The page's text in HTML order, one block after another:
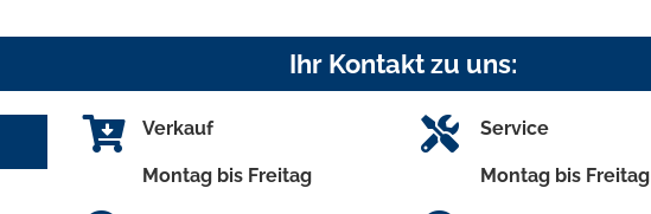
Ihr Kontakt zu uns:
Verkauf
Montag bis Freitag
Service
Montag bis Freitag